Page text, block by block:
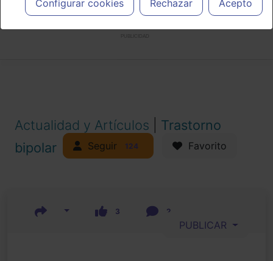
necesidades del paciente.
Configurar cookies Rechazar Acepto
Actualidad y Artículos
Trastorno
bipolar
Seguir 124 Favorito
3 2
PUBLICAR